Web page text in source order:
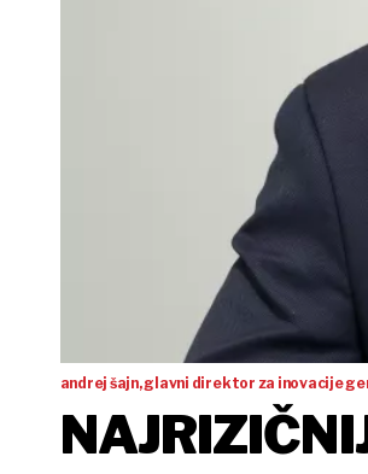
andrej šajn, glavni direktor za inovacije